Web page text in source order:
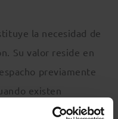
la necesidad de
Su valor reside en
previamente
existen
de trabajo se quiere